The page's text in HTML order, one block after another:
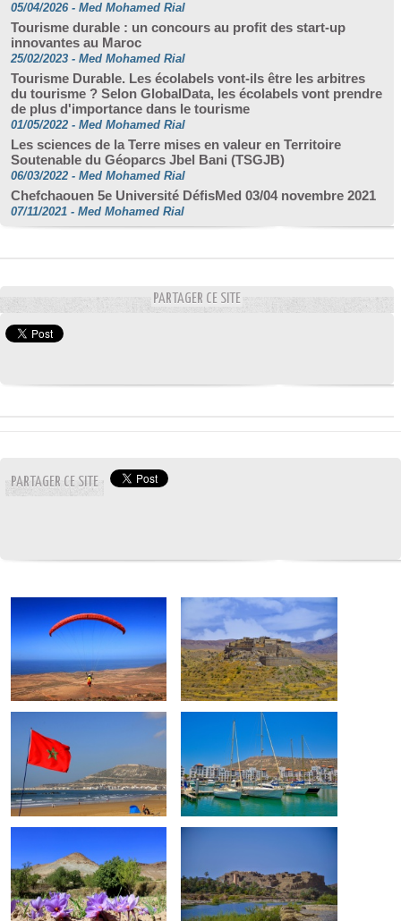
05/04/2026 - Med Mohamed Rial
Tourisme durable : un concours au profit des start-up
innovantes au Maroc
25/02/2023 - Med Mohamed Rial
Tourisme Durable. Les écolabels vont-ils être les arbitres
du tourisme ? Selon GlobalData, les écolabels vont prendre
de plus d'importance dans le tourisme
01/05/2022 - Med Mohamed Rial
Les sciences de la Terre mises en valeur en Territoire
Soutenable du Géoparcs Jbel Bani (TSGJB)
06/03/2022 - Med Mohamed Rial
Chefchaouen 5e Université DéfisMed 03/04 novembre 2021
07/11/2021 - Med Mohamed Rial
PARTAGER CE SITE
PARTAGER CE SITE